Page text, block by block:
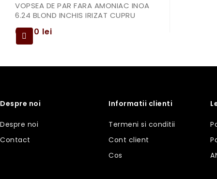
VOPSEA DE PAR FARA AMONIAC INOA
6.24 BLOND INCHIS IRIZAT CUPRU
69,00 lei
Despre noi
Despre noi
Contact
Informatii clienti
Termeni si conditii
Cont client
Cos